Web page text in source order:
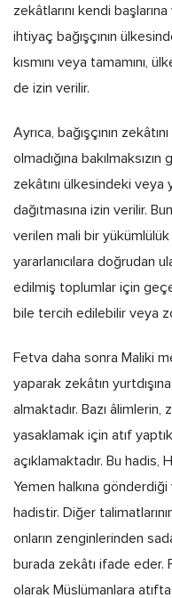
zekâtlarını kendi
ihtiyaç bağışçının
kısmını veya tamamını,
de izin verilir.
Ayrıca, bağışçının
olmadığına
zekâtını ülkesindeki veya
dağıtmasına izin verilir.
verilen mali bir yükümlülük
yararlanıcılara doğrudan
edilmiş toplumlar için
bile tercih edilebilir veya
Fetva daha sonra Maliki
yaparak zekâtın
almaktadır. Bazı âlimlerin,
yasaklamak için atıf
açıklamaktadır. Bu hadis,
Yemen halkına
hadistir. Diğer
onların zenginlerinden
burada zekâtı ifade eder.
olarak Müslümanlara